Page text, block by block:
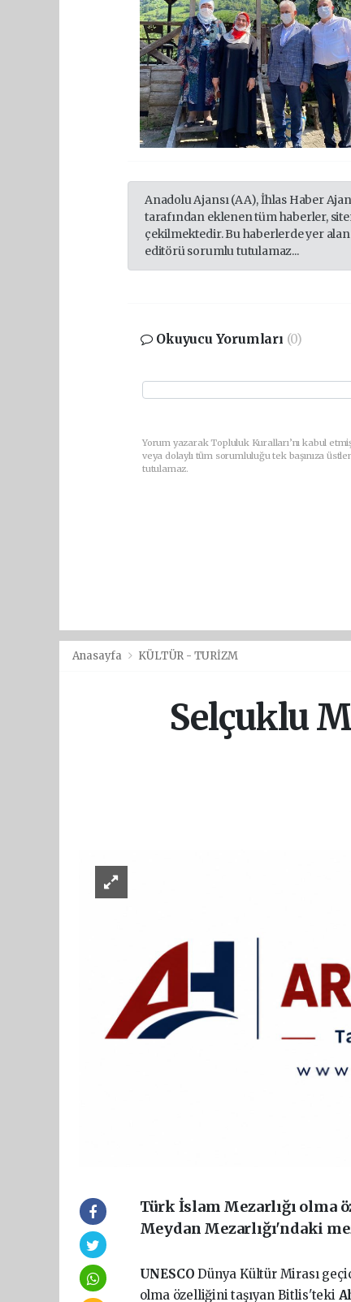
Anadolu Ajansı (AA), İhlas Haber
tarafından eklenen tüm haberler,
çekilmektedir. Bu haberlerde yer
editörü sorumlu tutulamaz...
Okuyucu Yorumları (0)
Yorum yazarak Topluluk Kuralları’nı kabul
veya dolaylı tüm sorumluluğu tek başınıza
tutulamaz.
Anasayfa KÜLTÜR - TURİZM
Selçuklu
Türk İslam Mezarlığı
Meydan Mezarlığı'ndaki
UNESCODünya Kültür Mirası
olma özelliğini taşıyan Bitlis'teki